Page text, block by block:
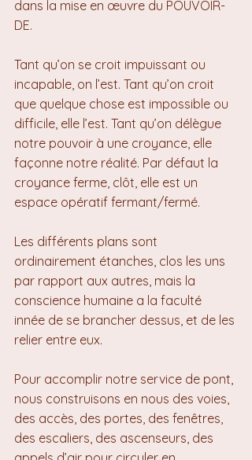
dans la mise en œuvre du POUVOIR-
DE.
Tant qu’on se croit impuissant ou
incapable, on l’est. Tant qu’on croit
que quelque chose est impossible ou
difficile, elle l’est. Tant qu’on délègue
notre pouvoir à une croyance, elle
façonne notre réalité. Par défaut la
croyance ferme, clôt, elle est un
espace opératif fermant/fermé.
Les différents plans sont
ordinairement étanches, clos les uns
par rapport aux autres, mais la
conscience humaine a la faculté
innée de se brancher dessus, et de les
relier entre eux.
Pour accomplir notre service de pont,
nous construisons en nous des voies,
des accès, des portes, des fenêtres,
des escaliers, des ascenseurs, des